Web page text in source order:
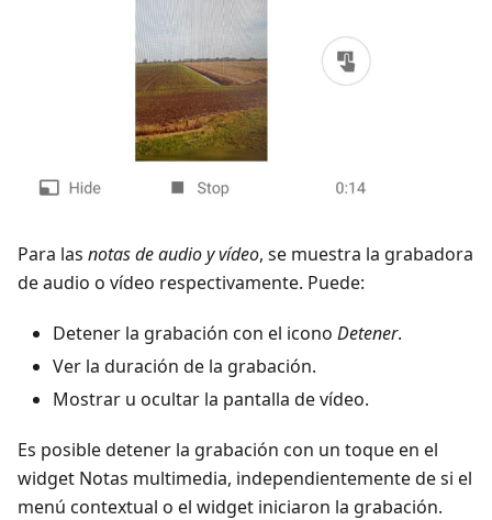
Para las notas de audio y vídeo, se muestra la grabadora
de audio o vídeo respectivamente. Puede:
Detener la grabación con el icono Detener.
Ver la duración de la grabación.
Mostrar u ocultar la pantalla de vídeo.
Es posible detener la grabación con un toque en el
widget Notas multimedia, independientemente de si el
menú contextual o el widget iniciaron la grabación.